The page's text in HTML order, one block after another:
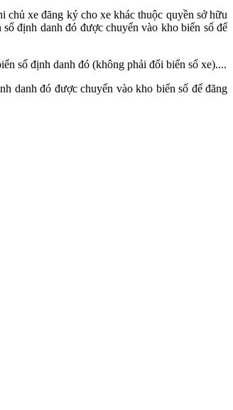
chủ xe đăng ký cho xe khác thuộc quyền sở hữu
định danh đó được chuyển vào kho biển số để
số định danh đó (không phải đổi biển số xe)....
danh đó được chuyển vào kho biển số để đăng